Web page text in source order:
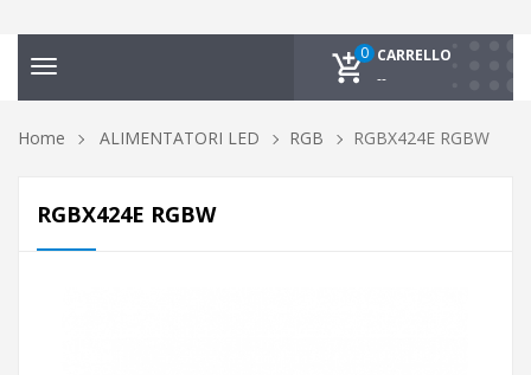
Toggle
navigation
CARRELLO
0
--
Home ALIMENTATORI LED RGB RGBX424E RGBW
RGBX424E RGBW